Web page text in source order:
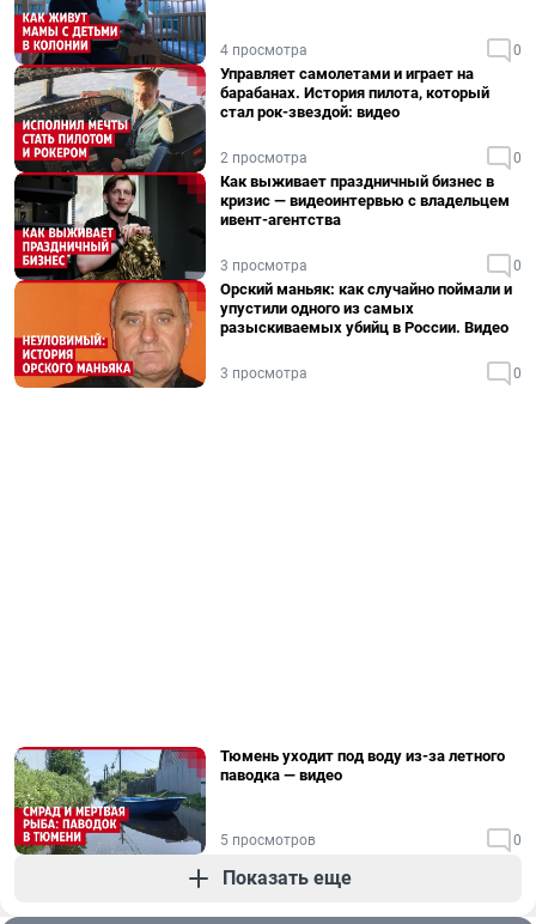
4 просмотра 0
Управляет самолетами и играет на
барабанах. История пилота, который
стал рок-звездой: видео
2 просмотра 0
Как выживает праздничный бизнес в
кризис — видеоинтервью с владельцем
ивент-агентства
3 просмотра 0
Орский маньяк: как случайно поймали и
упустили одного из самых
разыскиваемых убийц в России. Видео
3 просмотра 0
Тюмень уходит под воду из-за летного
паводка — видео
5 просмотров 0
Показать еще